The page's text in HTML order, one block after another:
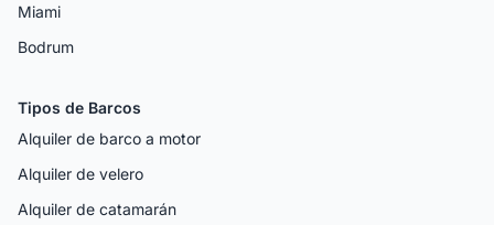
Miami
Bodrum
Tipos de Barcos
Alquiler de barco a motor
Alquiler de velero
Alquiler de catamarán